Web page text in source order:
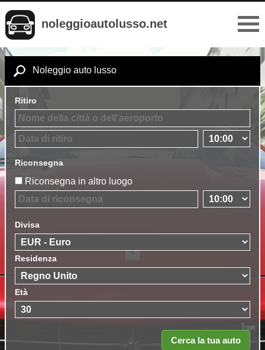
noleggioautolusso.net
Noleggio auto lusso
Ritiro
Riconsegna
Riconsegna in altro luogo
Divisa
Residenza
Età